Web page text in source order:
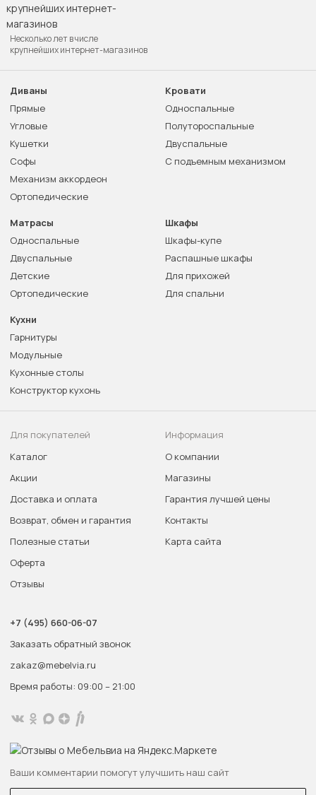
Несколько лет в числе
крупнейших интернет-магазинов
Диваны
Прямые
Угловые
Кушетки
Софы
Механизм аккордеон
Ортопедические
Кровати
Односпальные
Полутороспальные
Двуспальные
С подъемным механизмом
Матрасы
Односпальные
Двуспальные
Детские
Ортопедические
Шкафы
Шкафы-купе
Распашные шкафы
Для прихожей
Для спальни
Кухни
Гарнитуры
Модульные
Кухонные столы
Конструктор кухонь
Для покупателей
Каталог
Акции
Доставка и оплата
Возврат, обмен и гарантия
Полезные статьи
Оферта
Отзывы
Информация
О компании
Магазины
Гарантия лучшей цены
Контакты
Карта сайта
+7 (495) 660-06-07
Заказать обратный звонок
zakaz@mebelvia.ru
Время работы: 09:00 – 21:00
Ваши комментарии помогут улучшить наш сайт